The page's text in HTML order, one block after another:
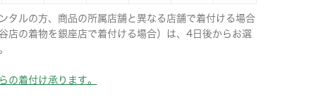
タルの方、商品の所属店舗と異なる店舗で着付ける場合
店の着物を銀座店で着付ける場合）は、4日後からお選
の着付け承ります。